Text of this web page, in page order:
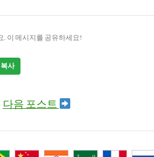
. 이 메시지를 공유하세요!
사
다음 포스트